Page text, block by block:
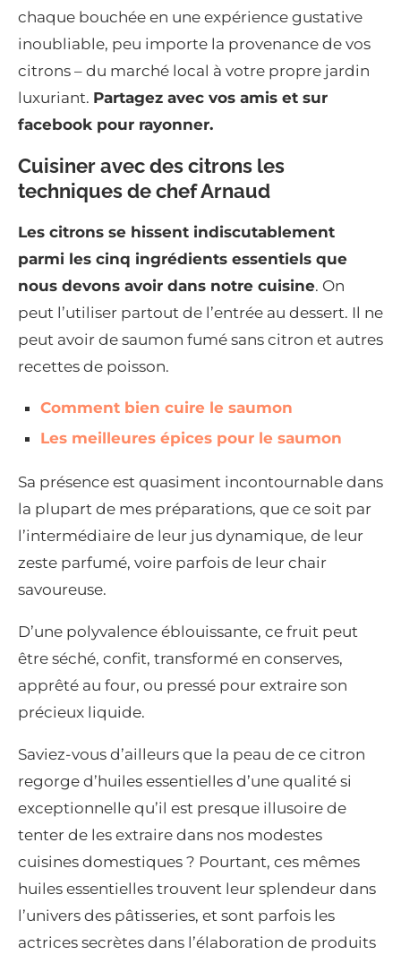
chaque bouchée en une expérience gustative
inoubliable, peu importe la provenance de vos
citrons – du marché local à votre propre jardin
luxuriant. Partagez avec vos amis et sur
facebook pour rayonner.
Cuisiner avec des citrons les
techniques de chef Arnaud
Les citrons se hissent indiscutablement
parmi les cinq ingrédients essentiels que
nous devons avoir dans notre cuisine. On
peut l’utiliser partout de l’entrée au dessert. Il ne
peut avoir de saumon fumé sans citron et autres
recettes de poisson.
Comment bien cuire le saumon
Les meilleures épices pour le saumon
Sa présence est quasiment incontournable dans
la plupart de mes préparations, que ce soit par
l’intermédiaire de leur jus dynamique, de leur
zeste parfumé, voire parfois de leur chair
savoureuse.
D’une polyvalence éblouissante, ce fruit peut
être séché, confit, transformé en conserves,
apprêté au four, ou pressé pour extraire son
précieux liquide.
Saviez-vous d’ailleurs que la peau de ce citron
regorge d’huiles essentielles d’une qualité si
exceptionnelle qu’il est presque illusoire de
tenter de les extraire dans nos modestes
cuisines domestiques ? Pourtant, ces mêmes
huiles essentielles trouvent leur splendeur dans
l’univers des pâtisseries, et sont parfois les
actrices secrètes dans l’élaboration de produits